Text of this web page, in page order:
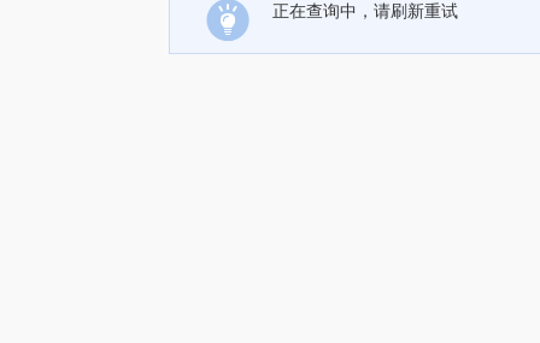
正在查询中，请刷新重试